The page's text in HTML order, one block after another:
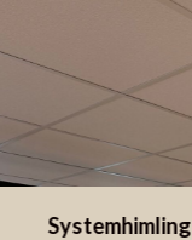
Systemhimling